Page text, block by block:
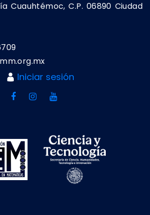
Cuauhtémoc, C.P. 06890 Ciudad
Iniciar sesión